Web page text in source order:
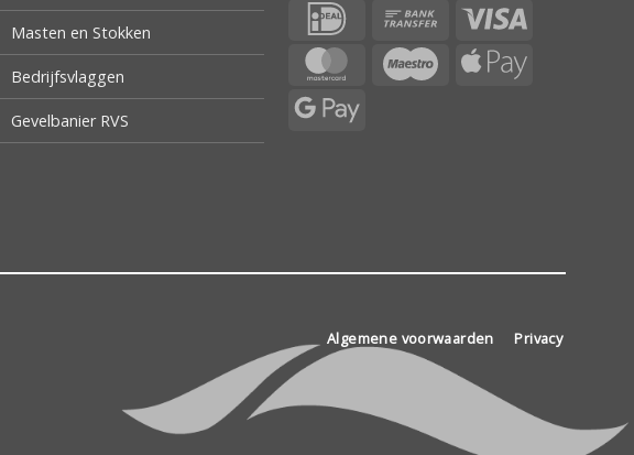
Masten en Stokken
Bedrijfsvlaggen
Gevelbanier RVS
IDeal
Bank
MasterCard Maestro Apple
Google
Algemene voorwaarden Privacy